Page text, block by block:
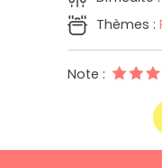
Thèmes :
Note :